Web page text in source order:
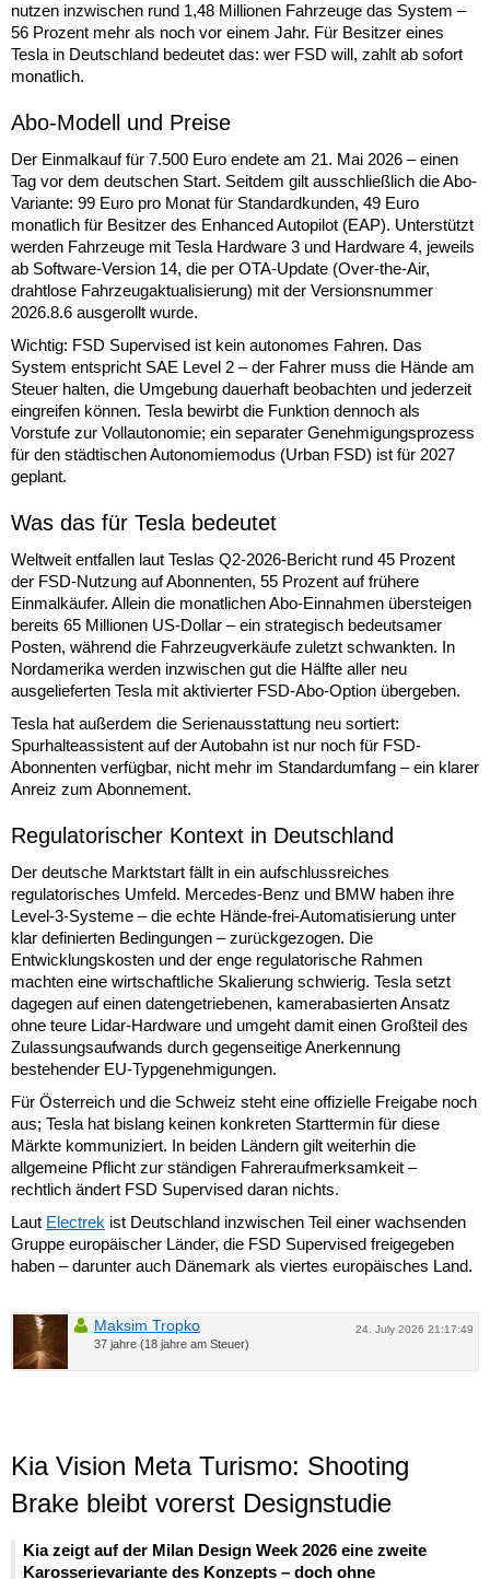
nutzen inzwischen rund 1,48 Millionen Fahrzeuge das System –
56 Prozent mehr als noch vor einem Jahr. Für Besitzer eines
Tesla in Deutschland bedeutet das: wer FSD will, zahlt ab sofort
monatlich.
Abo-Modell und Preise
Der Einmalkauf für 7.500 Euro endete am 21. Mai 2026 – einen
Tag vor dem deutschen Start. Seitdem gilt ausschließlich die Abo-
Variante: 99 Euro pro Monat für Standardkunden, 49 Euro
monatlich für Besitzer des Enhanced Autopilot (EAP). Unterstützt
werden Fahrzeuge mit Tesla Hardware 3 und Hardware 4, jeweils
ab Software-Version 14, die per OTA-Update (Over-the-Air,
drahtlose Fahrzeugaktualisierung) mit der Versionsnummer
2026.8.6 ausgerollt wurde.
Wichtig: FSD Supervised ist kein autonomes Fahren. Das
System entspricht SAE Level 2 – der Fahrer muss die Hände am
Steuer halten, die Umgebung dauerhaft beobachten und jederzeit
eingreifen können. Tesla bewirbt die Funktion dennoch als
Vorstufe zur Vollautonomie; ein separater Genehmigungsprozess
für den städtischen Autonomiemodus (Urban FSD) ist für 2027
geplant.
Was das für Tesla bedeutet
Weltweit entfallen laut Teslas Q2-2026-Bericht rund 45 Prozent
der FSD-Nutzung auf Abonnenten, 55 Prozent auf frühere
Einmalkäufer. Allein die monatlichen Abo-Einnahmen übersteigen
bereits 65 Millionen US-Dollar – ein strategisch bedeutsamer
Posten, während die Fahrzeugverkäufe zuletzt schwankten. In
Nordamerika werden inzwischen gut die Hälfte aller neu
ausgelieferten Tesla mit aktivierter FSD-Abo-Option übergeben.
Tesla hat außerdem die Serienausstattung neu sortiert:
Spurhalteassistent auf der Autobahn ist nur noch für FSD-
Abonnenten verfügbar, nicht mehr im Standardumfang – ein klarer
Anreiz zum Abonnement.
Regulatorischer Kontext in Deutschland
Der deutsche Marktstart fällt in ein aufschlussreiches
regulatorisches Umfeld. Mercedes-Benz und BMW haben ihre
Level-3-Systeme – die echte Hände-frei-Automatisierung unter
klar definierten Bedingungen – zurückgezogen. Die
Entwicklungskosten und der enge regulatorische Rahmen
machten eine wirtschaftliche Skalierung schwierig. Tesla setzt
dagegen auf einen datengetriebenen, kamerabasierten Ansatz
ohne teure Lidar-Hardware und umgeht damit einen Großteil des
Zulassungsaufwands durch gegenseitige Anerkennung
bestehender EU-Typgenehmigungen.
Für Österreich und die Schweiz steht eine offizielle Freigabe noch
aus; Tesla hat bislang keinen konkreten Starttermin für diese
Märkte kommuniziert. In beiden Ländern gilt weiterhin die
allgemeine Pflicht zur ständigen Fahreraufmerksamkeit –
rechtlich ändert FSD Supervised daran nichts.
Laut Electrek ist Deutschland inzwischen Teil einer wachsenden
Gruppe europäischer Länder, die FSD Supervised freigegeben
haben – darunter auch Dänemark als viertes europäisches Land.
24. July 2026 21:17:49
Maksim Tropko
37 jahre (18 jahre am Steuer)
Kia Vision Meta Turismo: Shooting
Brake bleibt vorerst Designstudie
Kia zeigt auf der Milan Design Week 2026 eine zweite
Karosserievariante des Konzepts – doch ohne